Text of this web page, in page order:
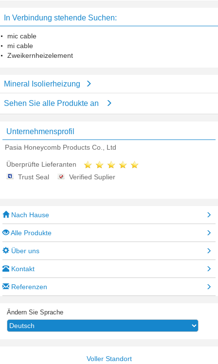
In Verbindung stehende Suchen:
mic cable
mi cable
Zweikernheizelement
Mineral Isolierheizung
Sehen Sie alle Produkte an
Unternehmensprofil
Pasia Honeycomb Products Co., Ltd
Überprüfte Lieferanten
Trust Seal
Verified Suplier
Nach Hause
Alle Produkte
Über uns
Kontakt
Referenzen
Ändern Sie Sprache
Voller Standort